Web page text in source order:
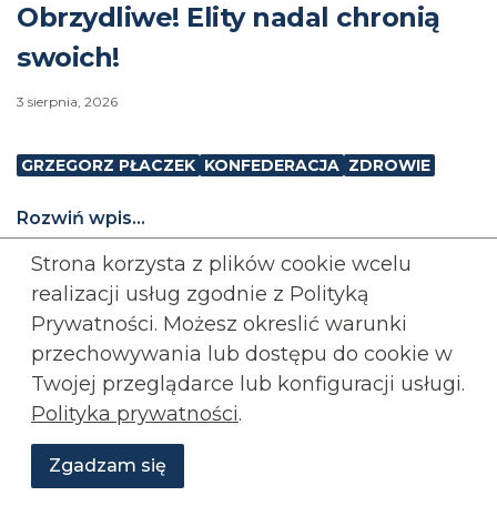
Obrzydliwe! Elity nadal chronią
swoich!
3 sierpnia, 2026
GRZEGORZ PŁACZEK KONFEDERACJA ZDROWIE
Rozwiń wpis...
Rozwińkomentarze (1)
Strona korzysta z plików cookie wcelu
realizacji usług zgodnie z Polityką
Prywatności. Możesz okreslić warunki
przechowywania lub dostępu do cookie w
Twojej przeglądarce lub konfiguracji usługi.
Polityka prywatności.
Zgadzam się